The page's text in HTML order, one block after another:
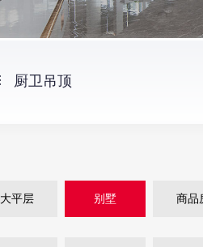
厨卫吊顶
大平层 别墅 商品